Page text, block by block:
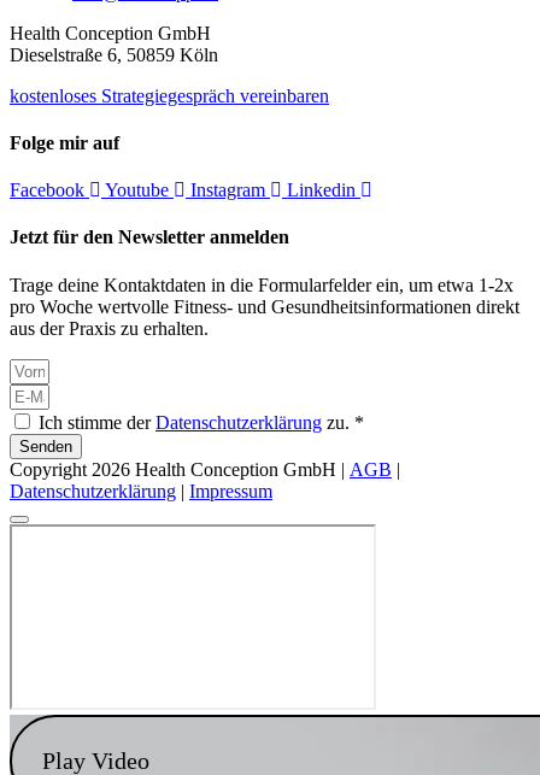
Health Conception GmbH
Dieselstraße 6, 50859 Köln
kostenloses Strategiegespräch vereinbaren
Folge mir auf
Facebook Youtube Instagram Linkedin
Jetzt für den Newsletter anmelden
Trage deine Kontaktdaten in die Formularfelder ein, um etwa 1-2x
pro Woche wertvolle Fitness- und Gesundheitsinformationen direkt
aus der Praxis zu erhalten.
Ich stimme derDatenschutzerklärung zu. *
Senden
Copyright 2026 Health Conception GmbH | AGB |
Datenschutzerklärung | Impressum
Play Video